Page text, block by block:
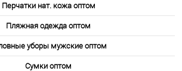
Перчатки нат. кожа оптом
Пляжная одежда оптом
уборы мужские оптом
Сумки оптом